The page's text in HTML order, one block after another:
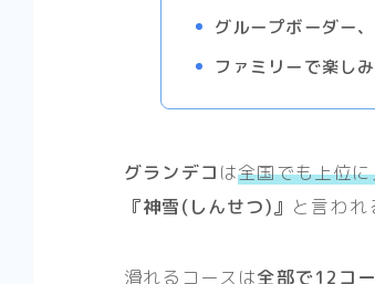
グループボーダー
ファミリーで楽し
グランデコ は全国でも上位
『神雪(しんせつ)』 と言わ
滑れるコースは全部で12コ